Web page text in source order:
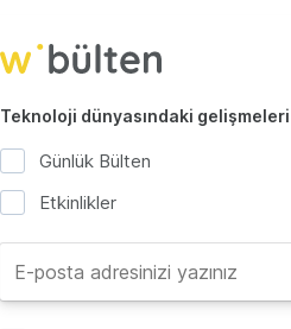
Teknoloji dünyasındaki
Günlük Bülten
Etkinlikler